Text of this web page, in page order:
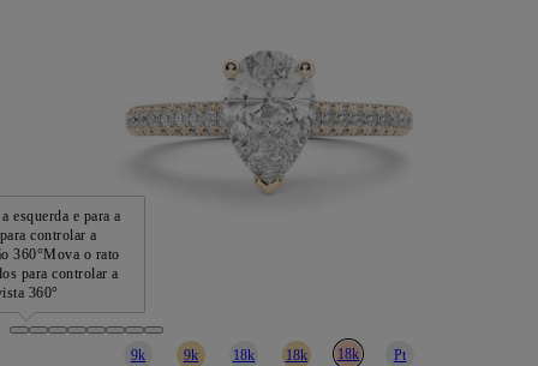
esquerda e para a
controlar a
360°Mova o rato
para controlar a
360°
9k 9k 18k 18k 18k Pt